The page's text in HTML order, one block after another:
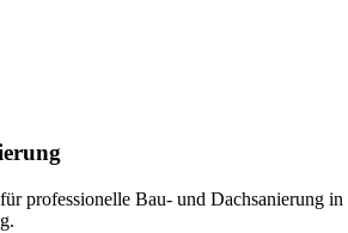
professionelle Bau- und Dachsanierung in